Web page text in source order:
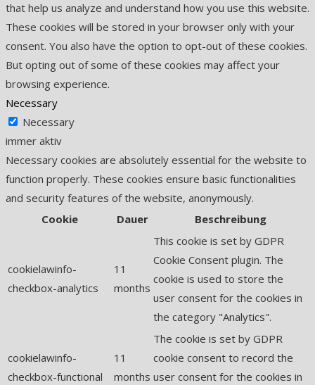
that help us analyze and understand how you use this website.
These cookies will be stored in your browser only with your
consent. You also have the option to opt-out of these cookies.
But opting out of some of these cookies may affect your
browsing experience.
Necessary
Necessary
immer aktiv
Necessary cookies are absolutely essential for the website to
function properly. These cookies ensure basic functionalities
and security features of the website, anonymously.
Cookie
Dauer Beschreibung
cookielawinfo-
checkbox-analytics
11
months
This cookie is set by GDPR
Cookie Consent plugin. The
cookie is used to store the
user consent for the cookies in
the category "Analytics".
cookielawinfo-
checkbox-functional
11
months
The cookie is set by GDPR
cookie consent to record the
user consent for the cookies in